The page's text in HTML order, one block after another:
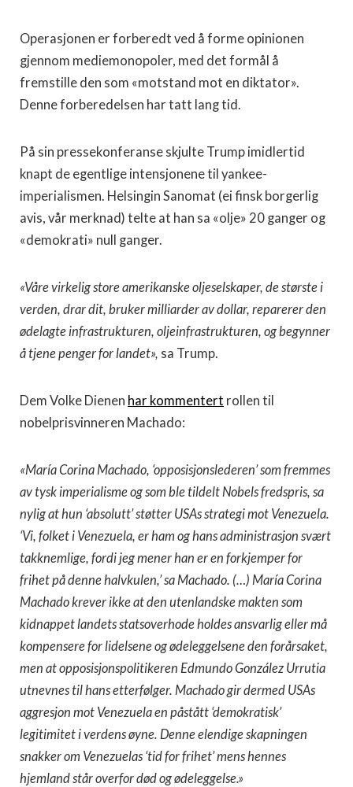
Operasjonen er forberedt ved å forme opinionen
gjennom mediemonopoler, med det formål å
fremstille den som «motstand mot en diktator».
Denne forberedelsen har tatt lang tid.
På sin pressekonferanse skjulte Trump imidlertid
knapt de egentlige intensjonene til yankee-
imperialismen. Helsingin Sanomat (ei finsk borgerlig
avis, vår merknad) telte at han sa «olje» 20 ganger og
«demokrati» null ganger.
«Våre virkelig store amerikanske oljeselskaper, de største i
verden, drar dit, bruker milliarder av dollar, reparerer den
ødelagte infrastrukturen, oljeinfrastrukturen, og begynner
å tjene penger for landet», sa Trump.
Dem Volke Dienen har kommentert rollen til
nobelprisvinneren Machado:
«María Corina Machado, ‘opposisjonslederen’ som fremmes
av tysk imperialisme og som ble tildelt Nobels fredspris, sa
nylig at hun ‘absolutt’ støtter USAs strategi mot Venezuela.
‘Vi, folket i Venezuela, er ham og hans administrasjon svært
takknemlige, fordi jeg mener han er en forkjemper for
frihet på denne halvkulen,’ sa Machado. (…) María Corina
Machado krever ikke at den utenlandske makten som
kidnappet landets statsoverhode holdes ansvarlig eller må
kompensere for lidelsene og ødeleggelsene den forårsaket,
men at opposisjonspolitikeren Edmundo González Urrutia
utnevnes til hans etterfølger. Machado gir dermed USAs
aggresjon mot Venezuela en påstått ‘demokratisk’
legitimitet i verdens øyne. Denne elendige skapningen
snakker om Venezuelas ‘tid for frihet’ mens hennes
hjemland står overfor død og ødeleggelse.»